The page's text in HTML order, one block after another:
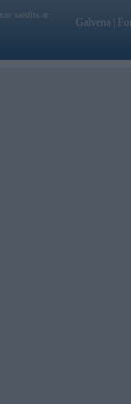
saistīts ar
Galvena